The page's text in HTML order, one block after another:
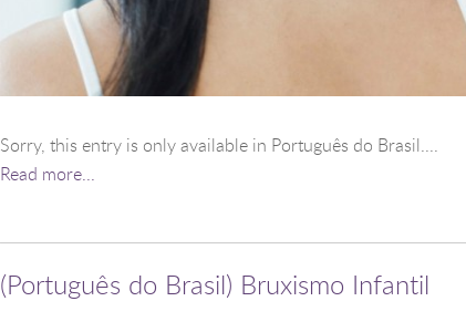
Sorry, this entry is only available in Português do Brasil....
Read more...
(Português do Brasil) Bruxismo Infantil